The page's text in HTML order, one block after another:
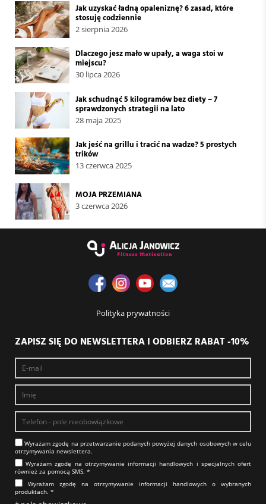
Jak uzyskać ładną opaleniznę? 6 zasad, które
stosuję codziennie
2 sierpnia 2026
Dlaczego jesz mało w upały, a waga stoi w
miejscu?
30 lipca 2026
Jak schudnąć 5 kilogramów bez diety – 7
sprawdzonych strategii na lato
28 maja 2025
Jak jeść na grillu i tracić na wadze? 5 prostych
trików
13 czerwca 2025
MOJA PRZEMIANA
3 czerwca 2026
Polityka prywatności
ZAPISZ SIĘ DO NEWSLETTERA I ODBIERZ RABAT -10%
Wyrażam zgodę na prze­twa­rza­nie po­da­nych powyżej danych osobowych w celu
otrzy­my­wa­nia new­slet­tera.​​​​​​​
Wyrażam zgodę na otrzy­my­wa­nie in­for­ma­cji han­dlo­wych i specjalnych ofert
również za pomocą SMS.​​​​​​​ *
Wyrażam zgodę na otrzy­my­wa­nie in­for­ma­cji han­dlo­wych o wybranych
produktach.​​​​​​​ *